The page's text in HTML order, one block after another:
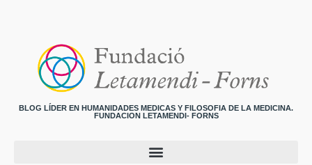
BLOG LÍDER EN HUMANIDADES MEDICAS Y FILOSOFIA DE LA MEDICINA.
FUNDACION LETAMENDI- FORNS